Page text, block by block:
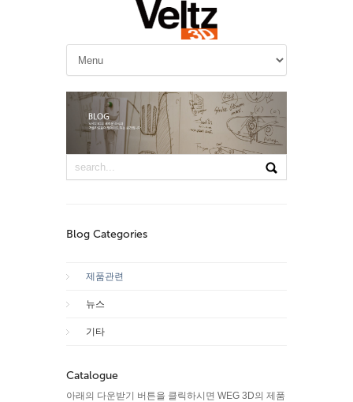
Blog Categories
제품관련
뉴스
기타
Catalogue
아래의 다운받기 버튼을 클릭하시면 WEG 3D의 제품